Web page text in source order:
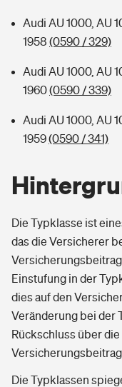
Tools
Kinderunfall-Check:
Sie haben Fragen?
Audi AU 1000, AU
1958 (0590 / 329)
Audi AU 1000, AU
1960(0590 / 339)
Audi AU 1000, AU
1959(0590 / 341)
Die Typklasse ist
das die Versicherer
Einstufung in der
dies auf den
Veränderung bei der
Rückschluss über
Die Typklassen